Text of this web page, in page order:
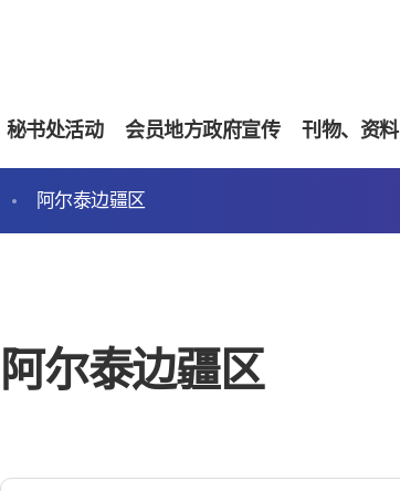
秘书处活动 会员地方政府宣传 刊物、资料
阿尔泰边疆区
阿尔泰边疆区